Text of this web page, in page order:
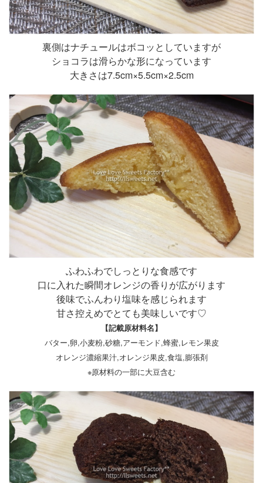
裏側はナチュールはボコッとしていますが
ショコラは滑らかな形になっています
大きさは7.5cm×5.5cm×2.5cm
ふわふわでしっとりな食感です
口に入れた瞬間オレンジの香りが広がります
後味でふんわり塩味を感じられます
甘さ控えめでとても美味しいです♡
【記載原材料名】
バター,卵,小麦粉,砂糖,アーモンド,蜂蜜,レモン果皮
オレンジ濃縮果汁,オレンジ果皮,食塩,膨張剤
※原材料の一部に大豆含む